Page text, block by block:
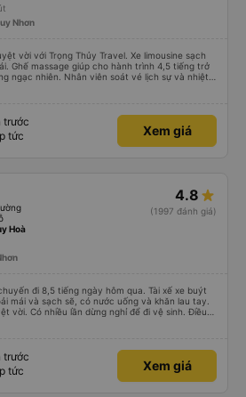
có một vài bất tiện nhỏ, tôi đã có trải nghiệm
là dịch vụ xe buýt tốt nhất mà tôi từng sử
Nhơn
vời với Trọng Thủy Travel. Xe limousine sạch
Ghế massage giúp cho hành trình 4,5 tiếng trở
ngạc nhiên. Nhân viên soát vé lịch sự và nhiệt
nghiệp, mọi thứ đều được tổ chức tốt. Các
và không gặp rắc rối. Tôi rất hài lòng với công
Trọng Thủy Travel một lần nữa. Rất đáng giới
trước
tức
Xem giá
4.8
(1997 đánh giá)
Hoà
đi 8,5 tiếng ngày hôm qua. Tài xế xe buýt
mái và sạch sẽ, có nước uống và khăn lau tay.
vời. Có nhiều lần dừng nghỉ để đi vệ sinh. Điều
cải thiện là cho phép thanh toán bằng thẻ
trước
tức
Xem giá